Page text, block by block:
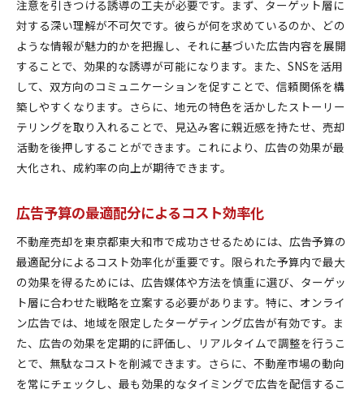
注意を引きつける誘導の工夫が必要です。まず、ターゲット層に
対する深い理解が不可欠です。彼らが何を求めているのか、どの
ような情報が魅力的かを把握し、それに基づいた広告内容を展開
することで、効果的な誘導が可能になります。また、SNSを活用
して、双方向のコミュニケーションを促すことで、信頼関係を構
築しやすくなります。さらに、地元の特色を活かしたストーリー
テリングを取り入れることで、見込み客に親近感を持たせ、売却
活動を後押しすることができます。これにより、広告の効果が最
大化され、成約率の向上が期待できます。
広告予算の最適配分によるコスト効率化
不動産売却を東京都東大和市で成功させるためには、広告予算の
最適配分によるコスト効率化が重要です。限られた予算内で最大
の効果を得るためには、広告媒体や方法を慎重に選び、ターゲッ
ト層に合わせた戦略を立案する必要があります。特に、オンライ
ン広告では、地域を限定したターゲティング広告が有効です。ま
た、広告の効果を定期的に評価し、リアルタイムで調整を行うこ
とで、無駄なコストを削減できます。さらに、不動産市場の動向
を常にチェックし、最も効果的なタイミングで広告を配信するこ